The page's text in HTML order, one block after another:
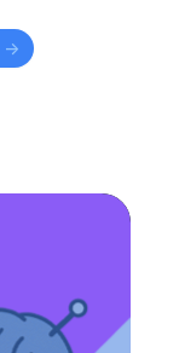
->